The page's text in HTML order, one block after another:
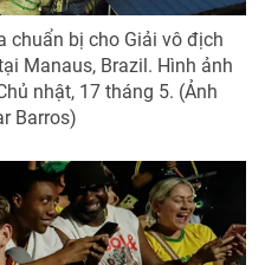
chuẩn bị cho Giải vô địch
Manaus, Brazil. Hình ảnh
nhật, 17 tháng 5. (Ảnh
Barros)